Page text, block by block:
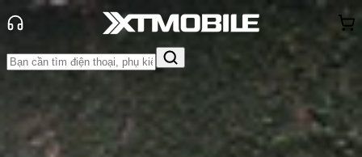
Tin tức
Thủ thuật